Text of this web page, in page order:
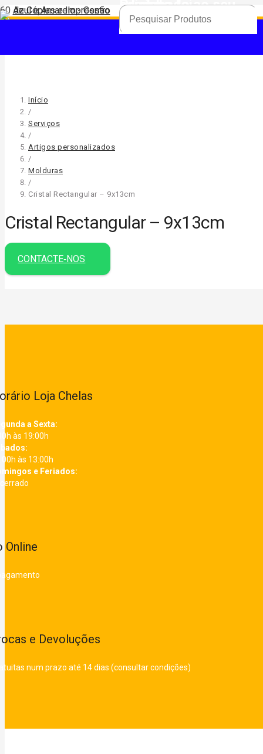
Produto
foi adicionado ao seu carrinho.
Início
/
Serviços
/
Artigos personalizados
/
Molduras
/
Cristal Rectangular – 9x13cm
Cristal Rectangular – 9x13cm
CONTACTE‑NOS
Loja Chelas
a Sexta:
às 19:00h
às 13:00h
e Feriados:
Online
e Devoluções
num prazo até 14 dias (consultar condições)